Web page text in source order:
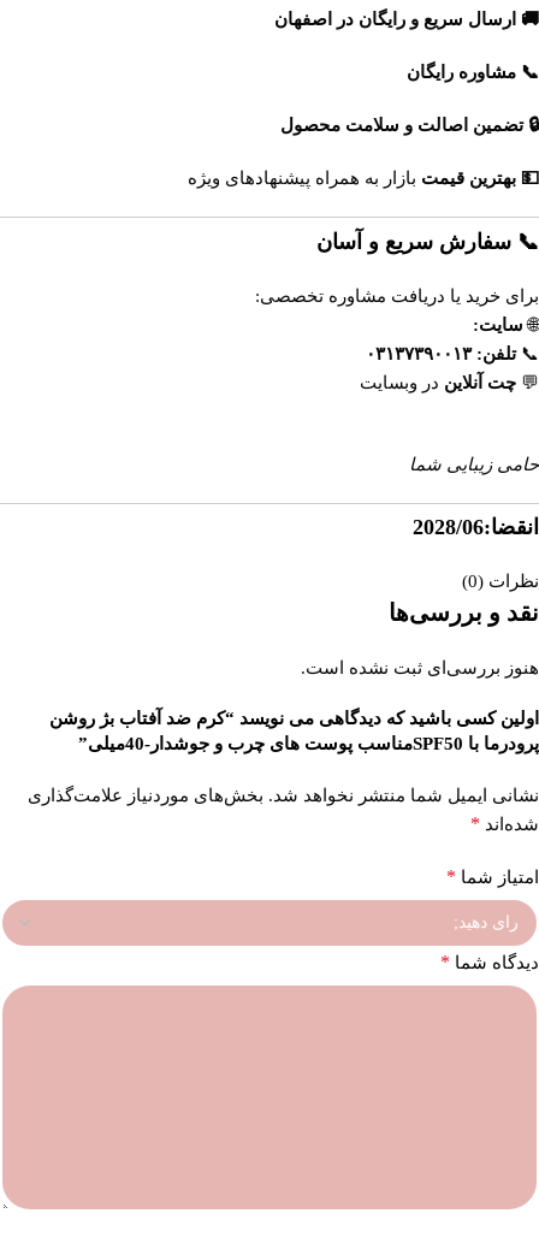
🚚 ارسال سریع و رایگان در اصفهان
📞 مشاوره رایگان
🔒 تضمین اصالت و سلامت محصول
💵 بهترین قیمت بازار به همراه پیشنهادهای ویژه
📞 سفارش سریع و آسان
برای خرید یا دریافت مشاوره تخصصی:
🌐سایت:
📞تلفن: ۰۳۱۳۷۳۹۰۰۱۳
💬 چت آنلاین در وبسایت
حامی زیبایی شما
انقضا:2028/06
نظرات (0)
نقد و بررسی‌ها
هنوز بررسی‌ای ثبت نشده است.
اولین کسی باشید که دیدگاهی می نویسد “کرم ضد آفتاب بژ روشن
پرودرما با SPF50مناسب پوست های چرب و جوشدار-40میلی”
نشانی ایمیل شما منتشر نخواهد شد. بخش‌های موردنیاز علامت‌گذاری
شده‌اند *
امتیاز شما *
دیدگاه شما *